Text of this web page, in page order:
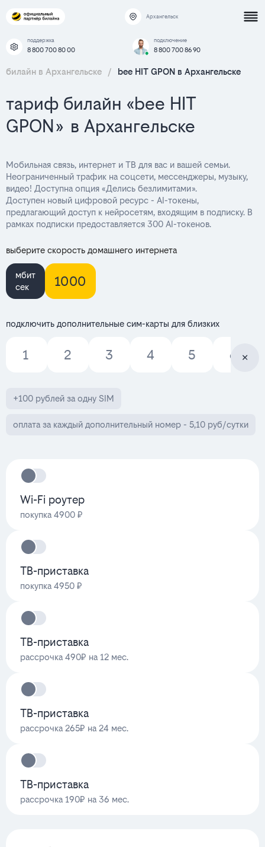
Архангельск
поддержка
8 800 700 80 00
подключение
8 800 700 86 90
билайн в Архангельске / bee HIT GPON в Архангельске
тариф билайн «bee HIT
GPON» в Архангельске
Мобильная связь, интернет и ТВ для вас и вашей семьи.
Неограниченный трафик на соцсети, мессенджеры, музыку,
видео! Доступна опция «Делись безлимитами».
Доступен новый цифровой ресурс - AI-токены,
предлагающий доступ к нейросетям, входящим в подписку. В
рамках подписки предоставляется 300 AI-токенов.
выберите скорость домашнего интернета
мбит
сек
1000
подключить дополнительные сим-карты для близких
1 2 3 4 5 6
+100 рублей за одну SIM
оплата за каждый дополнительный номер - 5,10 руб/сутки
Wi-Fi роутер
покупка 4900 ₽
ТВ-приставка
покупка 4950 ₽
ТВ-приставка
рассрочка 490₽ на 12 мес.
ТВ-приставка
рассрочка 265₽ на 24 мес.
ТВ-приставка
рассрочка 190₽ на 36 мес.